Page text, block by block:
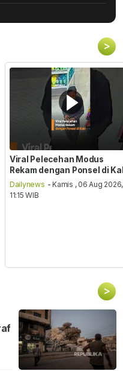
>
Viral Pelecehan Modus
Rekam dengan Ponsel di
Dailynews - Kamis , 06 Aug 2026,
11:15 WIB
>